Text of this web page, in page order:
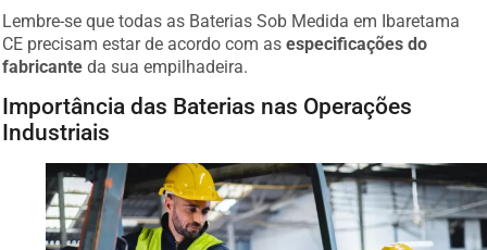
Lembre-se que todas as Baterias Sob Medida em Ibaretama
CE precisam estar de acordo com as especificações do
fabricante da sua empilhadeira.
Importância das Baterias nas Operações
Industriais